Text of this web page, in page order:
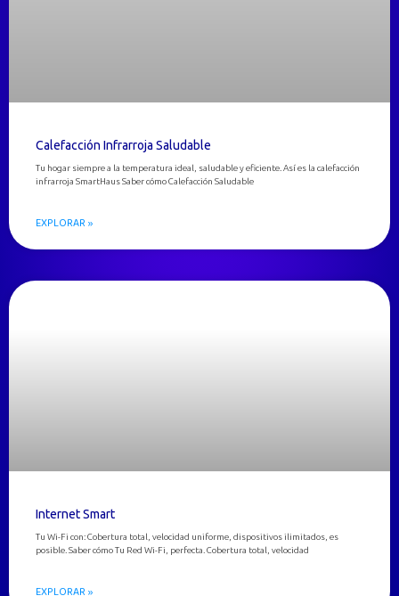
Calefacción Infrarroja Saludable
Tu hogar siempre a la temperatura ideal, saludable y eficiente. Así es la calefacción
infrarroja SmartHaus Saber cómo Calefacción Saludable
EXPLORAR »
Internet Smart
Tu Wi-Fi con: Cobertura total, velocidad uniforme, dispositivos ilimitados, es
posible. Saber cómo Tu Red Wi-Fi, perfecta. Cobertura total, velocidad
EXPLORAR »